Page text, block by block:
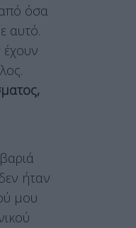
όσα
αυτό.
ήταν
μου